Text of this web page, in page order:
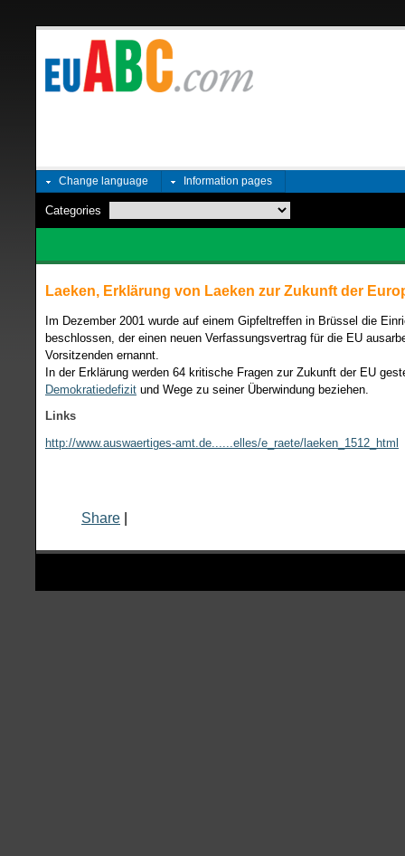
Change language Information pages
Categories
Laeken, Erklärung von Laeken zur Zukunft der
Im Dezember 2001 wurde auf einem Gipfeltreffen in Brüssel die
beschlossen, der einen neuen Verfassungsvertrag für die EU
Vorsitzenden ernannt.
In der Erklärung werden 64 kritische Fragen zur Zukunft der EU
Demokratiedefizit und Wege zu seiner Überwindung beziehen.
Links
http://www.auswaertiges-amt.de......elles/e_raete/laeken_1512_html
Share